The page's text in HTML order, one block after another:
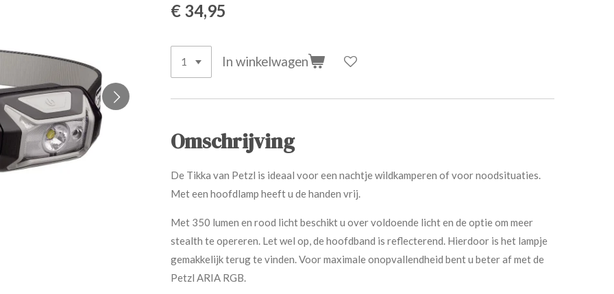
€ 34,95
In winkelwagen
Omschrijving
De Tikka van Petzl is ideaal voor een nachtje wildkamperen of voor noodsituaties.
Met een hoofdlamp heeft u de handen vrij.
Met 350 lumen en rood licht beschikt u over voldoende licht en de optie om meer
stealth te opereren. Let wel op, de hoofdband is reflecterend. Hierdoor is het lampje
gemakkelijk terug te vinden. Voor maximale onopvallendheid bent u beter af met de
Petzl ARIA RGB.